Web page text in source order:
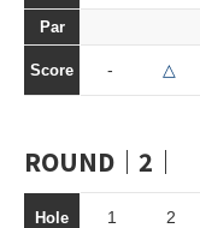
Par
Score - △
ROUND｜2｜
Hole 1 2